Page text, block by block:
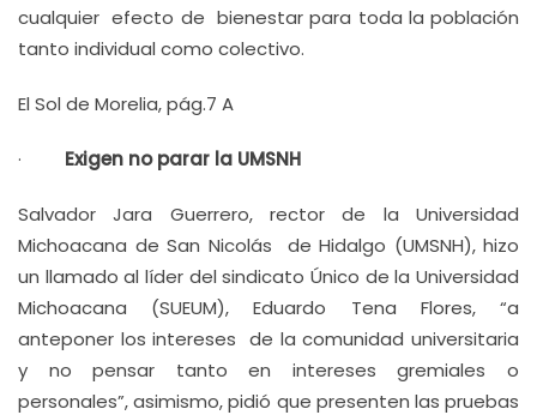
cualquier efecto de bienestar para toda la población
tanto individual como colectivo.
El Sol de Morelia, pág.7 A
· Exigen no parar la UMSNH
Salvador Jara Guerrero, rector de la Universidad
Michoacana de San Nicolás de Hidalgo (UMSNH), hizo
un llamado al líder del sindicato Único de la Universidad
Michoacana (SUEUM), Eduardo Tena Flores, “a
anteponer los intereses de la comunidad universitaria
y no pensar tanto en intereses gremiales o
personales”, asimismo, pidió que presenten las pruebas